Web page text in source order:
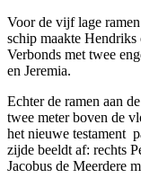
Voor de vijf lage
schip maakte Hendriks
Verbonds met twee
en Jeremia.
Echter de ramen aan
twee meter boven de
het nieuwe testament
zijde beeldt af: rechts
Jacobus de Meerdere